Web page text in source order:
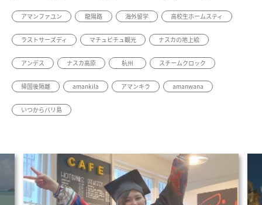
アマンファユン 龍陽路 海外留学 高校生ホームスティ
ラストサーズディ マチュピチュ観光 ナスカの地上絵
アンデス ナスカ高原 杭州 スチームクロック
帰国後隔離 amankila アマンキラ amanwana
いつからバリ島